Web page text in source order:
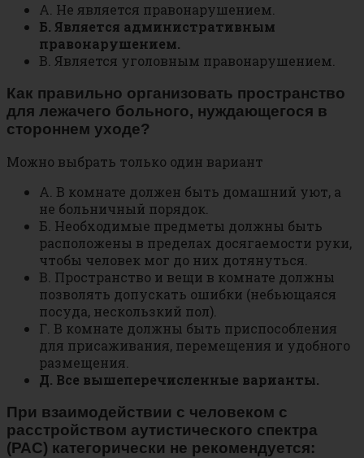
А. Не является правонарушением.
Б. Является административным
правонарушением.
В. Является уголовным правонарушением.
Как правильно организовать пространство
для лежачего больного, нуждающегося в
стороннем уходе?
Можно выбрать только один вариант
А. В комнате должен быть домашний уют, а
не больничный порядок.
Б. Необходимые предметы должны быть
расположены в пределах досягаемости руки,
чтобы человек мог до них дотянуться.
В. Пространство и вещи в комнате должны
позволять допускать ошибки (небьющаяся
посуда, нескользкий пол).
Г. В комнате должны быть приспособления
для присаживания, перемещения и удобного
размещения.
Д. Все вышеперечисленные варианты.
При взаимодействии с человеком с
расстройством аутистического спектра
(РАС) категорически не рекомендуется: